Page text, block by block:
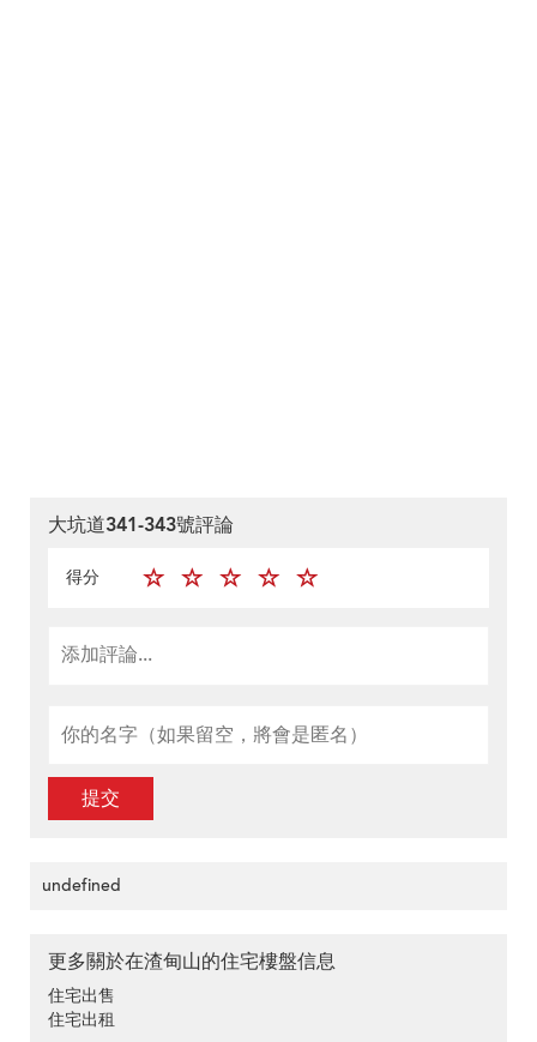
大坑道341-343號評論
得分
提交
undefined
更多關於在渣甸山的住宅樓盤信息
住宅出售
住宅出租